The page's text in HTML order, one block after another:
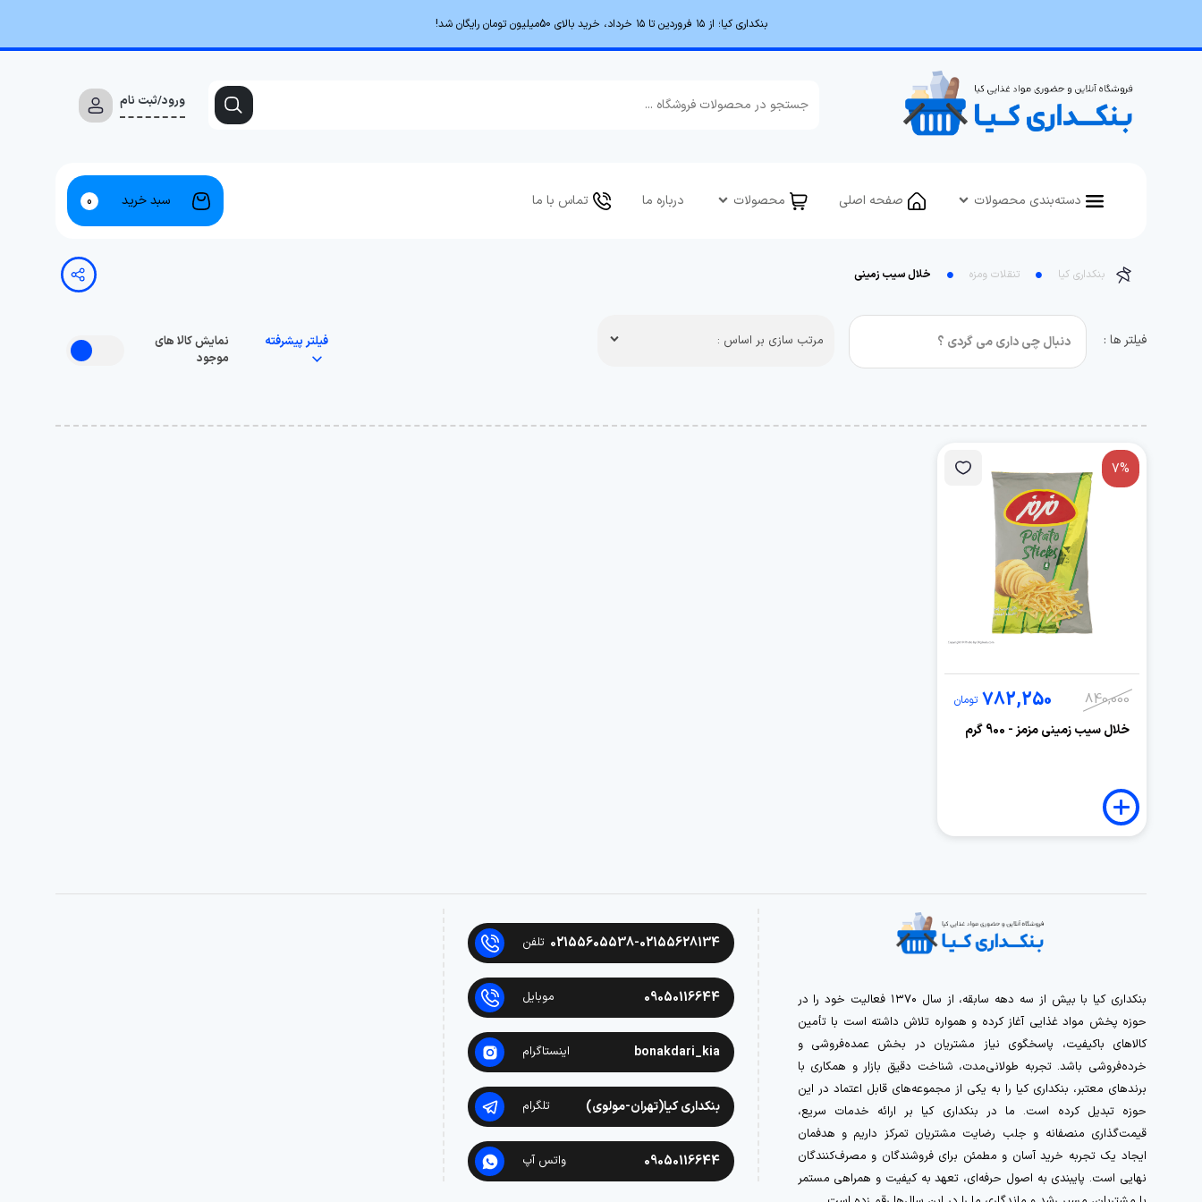
بنکداری کیا؛ از ۱۵ فروردین تا ۱۵ خرداد، خرید بالای 50میلیون تومان رایگان شد!
ورود/ثبت نام
دسته‌بندی محصولات صفحه اصلی محصولات درباره ما تماس با ما سبد خرید 0
بنکداری کیا تنقلات ومزه خلال سیب زمینی
فیلتر ها : مرتب سازی بر اساس : فیلتر پیشرفته
نمایش کالا های
موجود
7%
840,000
782,250 تومان
خلال سیب زمینی مزمز - 900 گرم
بنکداری کیا با بیش از سه دهه سابقه، از سال ۱۳۷۰ فعالیت خود را در
حوزه پخش مواد غذایی آغاز کرده و همواره تلاش داشته است با تأمین
کالاهای باکیفیت، پاسخگوی نیاز مشتریان در بخش عمده‌فروشی و
خرده‌فروشی باشد. تجربه طولانی‌مدت، شناخت دقیق بازار و همکاری با
برندهای معتبر، بنکداری کیا را به یکی از مجموعه‌های قابل اعتماد در این
حوزه تبدیل کرده است. ما در بنکداری کیا بر ارائه خدمات سریع،
قیمت‌گذاری منصفانه و جلب رضایت مشتریان تمرکز داریم و هدفمان
ایجاد یک تجربه خرید آسان و مطمئن برای فروشندگان و مصرف‌کنندگان
نهایی است. پایبندی به اصول حرفه‌ای، تعهد به کیفیت و همراهی مستمر
02155605538-02155628134 تلفن
09050116644 موبایل
bonakdari_kia اینستاگرام
بنکداری کیا(تهران-مولوی) تلگرام
09050116644 واتس آپ